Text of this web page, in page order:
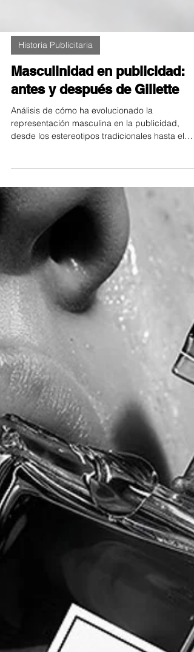
Historia Publicitaria
Masculinidad en publicidad:
antes y después de Gillette
Análisis de cómo ha evolucionado la
cómo este giro hacia una masculinidad más real
y diversa impacta en la percepción de marca, la
conexión con el consumidor y los riesgos de
posicionarse en temas sociales.